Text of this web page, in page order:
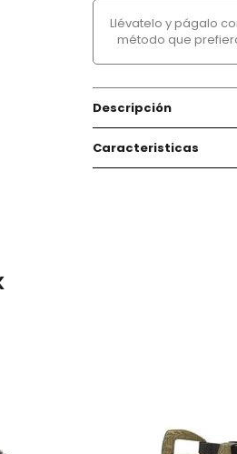
Llévatelo y págalo
método que
Descripción
Caracteristicas